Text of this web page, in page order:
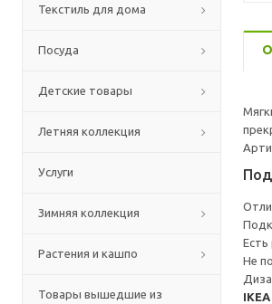
Текстиль для дома
Посуда
Детские товары
Летняя коллекция
Услуги
Зимняя коллекция
Растения и кашпо
Товары вышедшие из
Есть
Не